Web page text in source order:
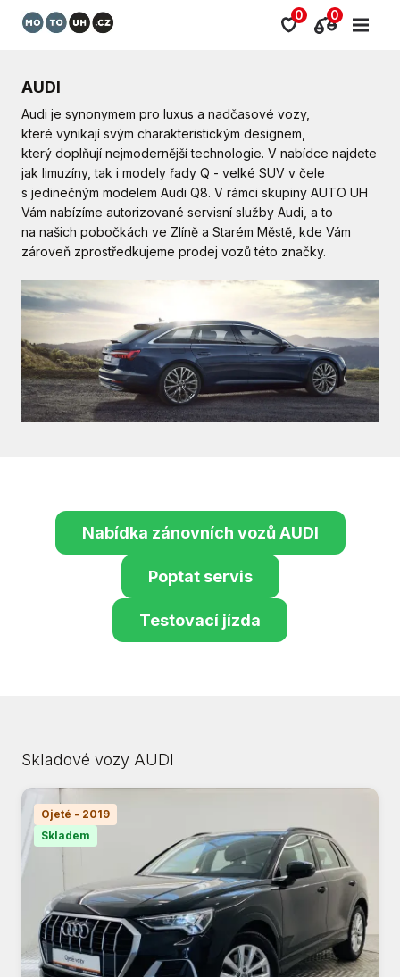
0 0
AUDI
Audi je synonymem pro luxus a nadčasové vozy,
které vynikají svým charakteristickým designem,
který doplňují nejmodernější technologie. V nabídce najdete
jak limuzíny, tak i modely řady Q - velké SUV v čele
s jedinečným modelem Audi Q8. V rámci skupiny AUTO UH
Vám nabízíme autorizované servisní služby Audi, a to
na našich pobočkách ve Zlíně a Starém Městě, kde Vám
zároveň zprostředkujeme prodej vozů této značky.
Nabídka zánovních vozů AUDI
Poptat servis
Testovací jízda
Skladové vozy AUDI
Ojeté - 2019
Skladem